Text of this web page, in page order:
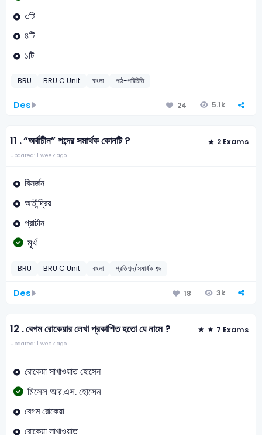
৩টি
৪টি
১টি
BRU BRU C Unit বাংলা পাঠ-পরিচিতি
Des 24 5.1k
11 .“অর্বাচীন” শব্দের সমার্থক কোনটি ? 2 Exams
Updated: 1 week ago
বিসর্জন
অতীন্দ্রিয়
প্রাচীন
মূর্খ
BRU BRU C Unit বাংলা প্রতিশব্দ/সমার্থক শব্দ
Des 18 3k
12 .বেগম রোকেয়ার লেখা প্রকাশিত হতো যে নামে ? 7 Exams
Updated: 1 week ago
রোকেয়া সাখাওয়াত হোসেন
মিসেস আর.এস. হোসেন
বেগম রোকেয়া
রোকেয়া সাখাওয়াত